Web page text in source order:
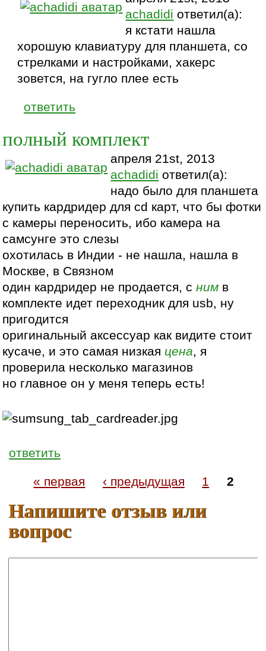
achadidi ответил(а):
я кстати нашла
хорошую клавиатуру для планшета, со
стрелками и настройками, хакерс
зовется, на гугло плее есть
ответить
полный комплект
апреля 21st, 2013
achadidi ответил(а):
надо было для планшета
купить кардридер для cd карт, что бы фотки
с камеры переносить, ибо камера на
самсунге это слезы
охотилась в Индии - не нашла, нашла в
Москве, в Связном
один кардридер не продается, сним в
комплекте идет переходник для usb, ну
пригодится
оригинальный аксессуар как видите стоит
кусаче, и это самая низкая цена, я
проверила несколько магазинов
но главное он у меня теперь есть!
ответить
« первая ‹ предыдущая 1 2
Напишите отзыв или
вопрос